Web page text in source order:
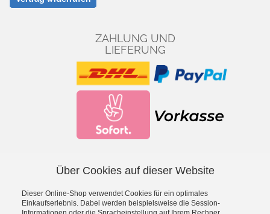
ZAHLUNG UND
LIEFERUNG
*inkl. MwSt., zzgl.Versandkosten
Über Cookies auf dieser Website
Dieser Online-Shop verwendet Cookies für ein optimales
Einkaufserlebnis. Dabei werden beispielsweise die Session-